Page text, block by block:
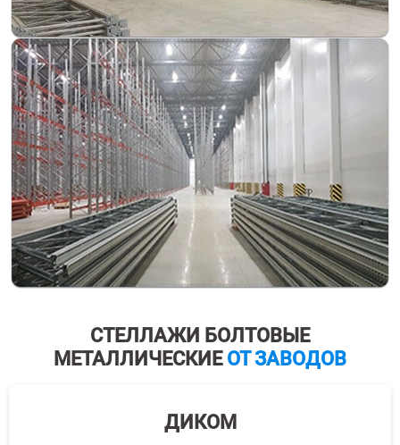
СТЕЛЛАЖИ БОЛТОВЫЕ
МЕТАЛЛИЧЕСКИЕ ОТ ЗАВОДОВ
ДИКОМ